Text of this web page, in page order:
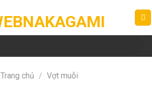
Trang chủ / Vợt muỗi